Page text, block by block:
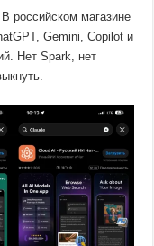
российском магазине
Gemini, Copilot и
Нет Spark, нет